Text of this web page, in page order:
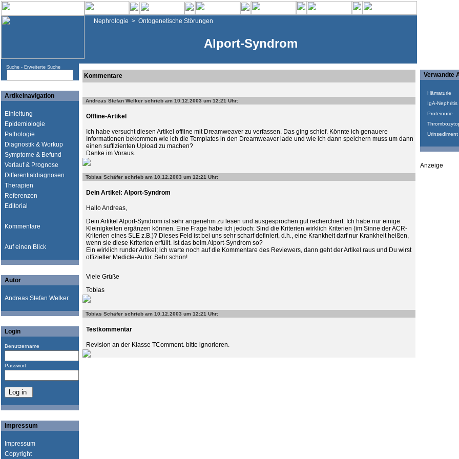
Nephrologie > Ontogenetische Störungen
Alport-Syndrom
Suche - Erweiterte Suche
Artikelnavigation
Einleitung
Epidemiologie
Pathologie
Diagnostik & Workup
Symptome & Befund
Verlauf & Prognose
Differentialdiagnosen
Therapien
Referenzen
Editorial
Kommentare
Auf einen Blick
Autor
Andreas Stefan Welker
Login
Benutzername
Passwort
Impressum
Impressum
Copyright
Kommentare
Andreas Stefan Welker schrieb am 10.12.2003 um 12:21 Uhr:
Offline-Artikel
Ich habe versucht diesen Artikel offline mit Dreamweaver zu verfassen. Das ging schief. Könnte ich genauere
Informationen bekommen wie ich die Templates in den Dreamweaver lade und wie ich dann speichern muss um dann
einen suffizienten Upload zu machen?
Danke im Voraus.
Tobias Schäfer schrieb am 10.12.2003 um 12:21 Uhr:
Dein Artikel: Alport-Syndrom
Hallo Andreas,
Dein Artikel Alport-Syndrom ist sehr angenehm zu lesen und ausgesprochen gut recherchiert. Ich habe nur einige
Kleinigkeiten ergänzen können. Eine Frage habe ich jedoch: Sind die Kriterien wirklich Kriterien (im Sinne der ACR-
Kriterien eines SLE z.B.)? Dieses Feld ist bei uns sehr scharf definiert, d.h., eine Krankheit darf nur Krankheit heißen,
wenn sie diese Kriterien erfüllt. Ist das beim Alport-Syndrom so?
Ein wirklich runder Artikel; ich warte noch auf die Kommentare des Reviewers, dann geht der Artikel raus und Du wirst
offizieller Medicle-Autor. Sehr schön!
Viele Grüße
Tobias
Tobias Schäfer schrieb am 10.12.2003 um 12:21 Uhr:
Testkommentar
Revision an der Klasse TComment. bitte ignorieren.
Verwandte
Hämaturie
IgA-Nephritis
Proteinurie
Urinsediment
Anzeige